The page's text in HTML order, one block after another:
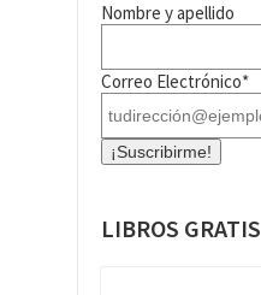
Nombre y apellido
Correo Electrónico*
LIBROS GRATIS